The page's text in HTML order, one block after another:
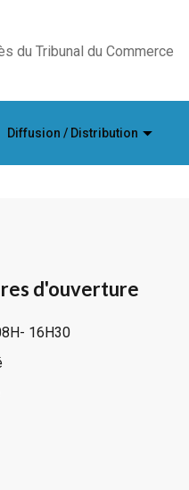
du Tribunal du Commerce
Diffusion / Distribution
d'ouverture
16H30